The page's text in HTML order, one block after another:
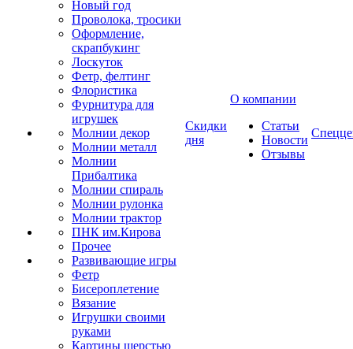
Новый год
Проволока, тросики
Оформление,
скрапбукинг
Лоскуток
Фетр, фелтинг
Флористика
Фурнитура для
игрушек
Молнии декор
Молнии металл
Молнии
Прибалтика
Молнии спираль
Молнии рулонка
Молнии трактор
ПНК им.Кирова
Прочее
Развивающие игры
Фетр
Бисероплетение
Вязание
Игрушки своими
руками
Картины шерстью
Скидки
дня
О компании
Статьи
Новости
Отзывы